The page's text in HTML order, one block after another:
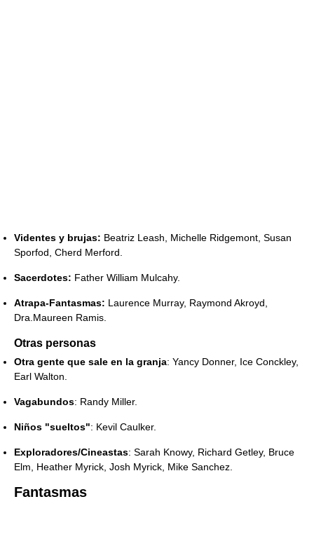
Videntes y brujas: Beatriz Leash, Michelle Ridgemont, Susan
Sporfod, Cherd Merford.
Sacerdotes: Father William Mulcahy.
Atrapa-Fantasmas: Laurence Murray, Raymond Akroyd,
Dra.Maureen Ramis.
Otras personas
Otra gente que sale en la granja: Yancy Donner, Ice Conckley,
Earl Walton.
Vagabundos: Randy Miller.
Niños "sueltos": Kevil Caulker.
Exploradores/Cineastas: Sarah Knowy, Richard Getley, Bruce
Elm, Heather Myrick, Josh Myrick, Mike Sanchez.
Fantasmas